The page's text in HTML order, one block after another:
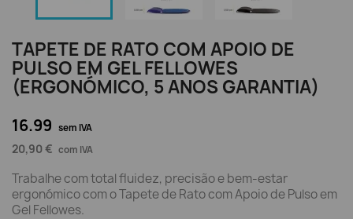
TAPETE DE RATO COM APOIO DE
PULSO EM GEL FELLOWES
(ERGONÓMICO, 5 ANOS GARANTIA)
16.99 sem IVA
20,90 € com IVA
Trabalhe com total fluidez, precisão e bem-estar
ergonómico com o Tapete de Rato com Apoio de Pulso em
Gel Fellowes.